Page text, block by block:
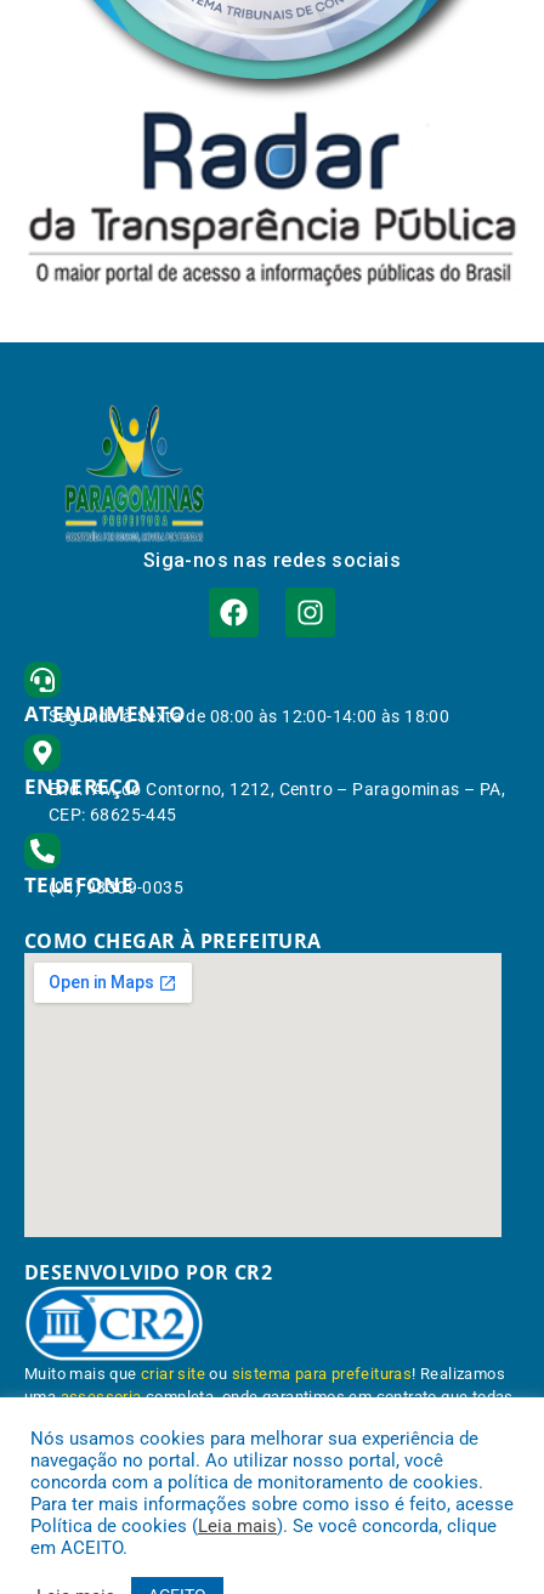
Siga-nos nas redes sociais
ATENDIMENTO
Segunda à Sexta de 08:00 às 12:00-14:00 às 18:00
ENDEREÇO
End.: Av. do Contorno, 1212, Centro – Paragominas – PA,
CEP: 68625-445
TELEFONE
(91) 98309-0035
COMO CHEGAR À PREFEITURA
DESENVOLVIDO POR CR2
Muito mais quecriar site ou sistema para prefeituras! Realizamos
umaassessoriacompleta, onde garantimos em contrato que todas
Conheça oPNTP e oRadar da Transparência Pública
Nós usamos cookies para melhorar sua experiência de
navegação no portal. Ao utilizar nosso portal, você
concorda com a política de monitoramento de cookies.
Para ter mais informações sobre como isso é feito, acesse
Política de cookies (Leia mais). Se você concorda, clique
em ACEITO.